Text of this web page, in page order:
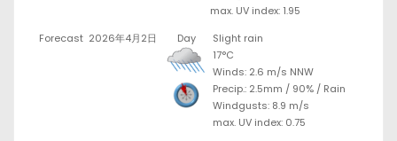
max. UV index: 1.95
Forecast 2026年4月2日 Day
Slight rain
17°C
Winds: 2.6 m/s NNW
Precip.: 2.5mm / 90% / Rain
Windgusts: 8.9 m/s
max. UV index: 0.75